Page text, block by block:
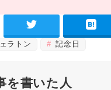
ラトン 記念日
を書いた人